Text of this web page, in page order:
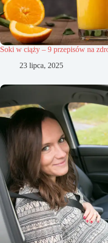
Soki w ciąży – 9 przepisów na
23 lipca, 2025